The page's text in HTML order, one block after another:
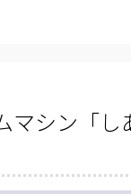
マシン「